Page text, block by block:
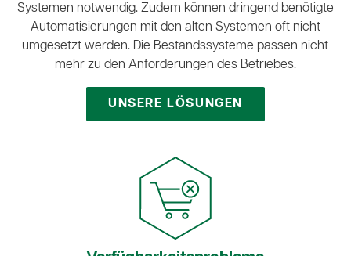
Systemen notwendig. Zudem können dringend benötigte
Automatisierungen mit den alten Systemen oft nicht
umgesetzt werden. Die Bestandssysteme passen nicht
mehr zu den Anforderungen des Betriebes.
UNSERE LÖSUNGEN